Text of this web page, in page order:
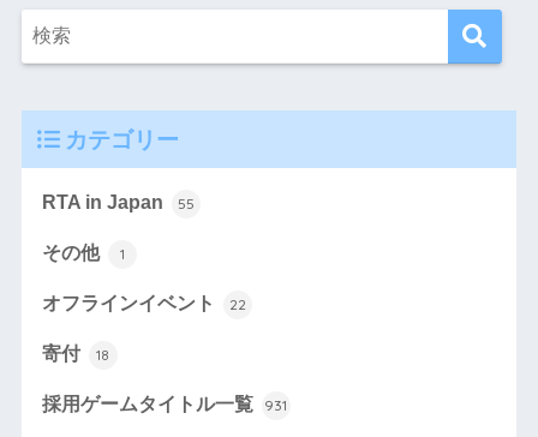
カテゴリー
RTA in Japan 55
その他 1
オフラインイベント 22
寄付 18
採用ゲームタイトル一覧 931